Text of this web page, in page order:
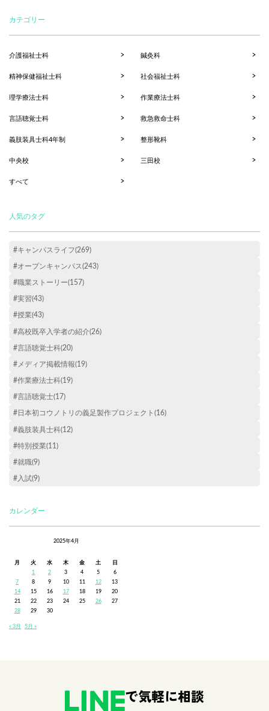
カテゴリー
介護福祉士科 鍼灸科
精神保健福祉士科 社会福祉士科
理学療法士科 作業療法士科
言語聴覚士科 救急救命士科
義肢装具士科4年制 整形靴科
中央校 三田校
すべて
人気のタグ
#キャンパスライフ(269)
#オープンキャンパス(243)
#職業ストーリー(157)
#実習(43)
#授業(43)
#高校既卒入学者の紹介(26)
#言語聴覚士科(20)
#メディア掲載情報(19)
#作業療法士科(19)
#言語聴覚士(17)
#日本初コウノトリの義足製作プロジェクト(16)
#義肢装具士科(12)
#特別授業(11)
#就職(9)
#入試(9)
カレンダー
2025年4月
月 火 水 木 金 土
日
1
2 3 4 5
6
7
8 9 10 11 12
13
14
15 16 17 18 19
20
21
22 23 24 25 26
27
28
29
30
« 3月 5月 »
で気軽に相談